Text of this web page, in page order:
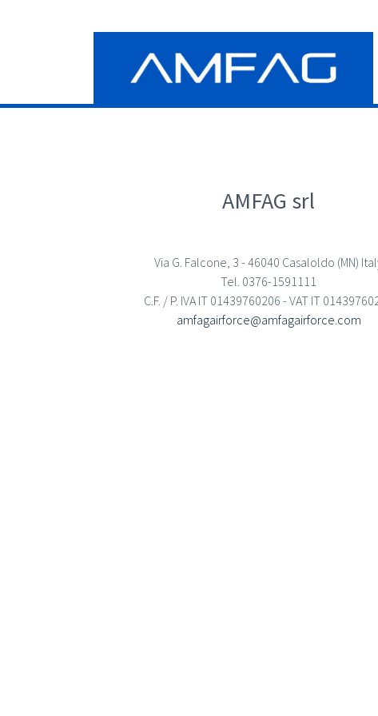
AMFAG srl
Via G. Falcone, 3 - 46040 Casaloldo (MN)
Tel. 0376-1591111
C.F. / P. IVA IT 01439760206 - VAT IT
amfagairforce@amfagairforce.com